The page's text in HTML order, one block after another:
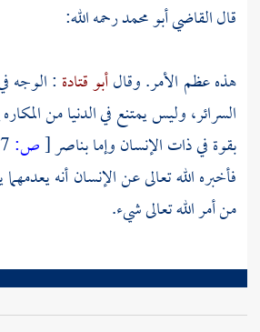
قالالقاضي أبو محمدرحمه الله:
هذه عظم الأمر. وقالأبو قتادة : الوجه
السرائر، وليس يمتنع في الدنيا من
بقوة في ذات الإنسان وإما بناصر[ص:
فأخبره الله تعالى عن الإنسان أنه
من أمر الله تعالى شيء.